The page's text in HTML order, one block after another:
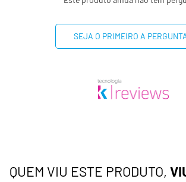
SEJA O PRIMEIRO A
QUEM VIU ESTE PRODUTO,